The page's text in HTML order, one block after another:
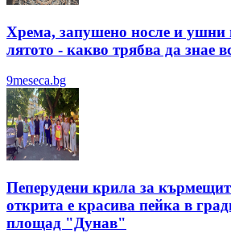
Хрема, запушено носле и ушни
лятотo - какво трябва да знае
9meseca.bg
Пеперудени крила за
открита е красива пейка в
площад "Дунав"